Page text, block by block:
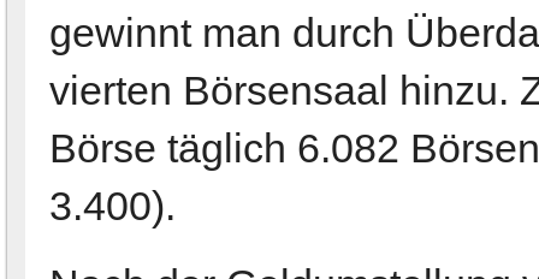
gewinnt man durch
vierten Börsensaal hinzu.
Börse täglich 6.082
3.400).